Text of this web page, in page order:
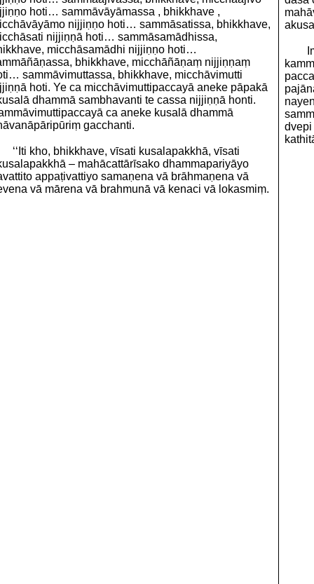
hoti… sammāvāyāmassa , bhikkhave ,
nijjiṇṇo hoti… sammāsatissa, bhikkhave,
nijjiṇṇā hoti… sammāsamādhissa,
micchāsamādhi nijjiṇṇo hoti…
bhikkhave, micchāñāṇaṃ nijjiṇṇaṃ
sammāvimuttassa, bhikkhave, micchāvimutti
hoti. Ye ca micchāvimuttipaccayā aneke pāpakā
dhammā sambhavanti te cassa nijjiṇṇā honti.
ca aneke kusalā dhammā
gacchanti.
‘‘Iti kho, bhikkhave, vīsati kusalapakkhā, vīsati
– mahācattārīsako dhammapariyāyo
appaṭivattiyo samaṇena vā brāhmaṇena vā
vā mārena vā brahmunā vā kenaci vā lokasmiṃ.
dvepi